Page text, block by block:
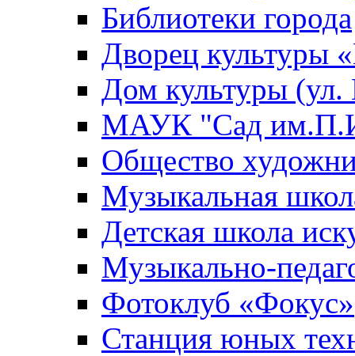
Библиотеки города
Дворец культуры
Дом культуры (ул.
МАУК "Сад
Общество
Музыкальная
Детская школа
Музыкально-
Фотоклуб «Фокус»
Станция юных